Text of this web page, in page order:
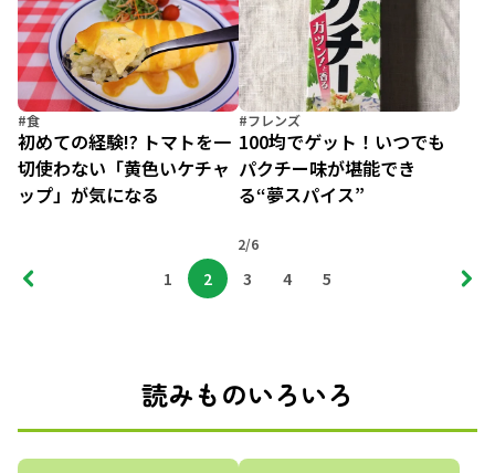
#食
初めての経験!? トマトを一
切使わない「黄色いケチャ
ップ」が気になる
#フレンズ
100均でゲット！いつでも
パクチー味が堪能でき
る“夢スパイス”
2/6
1 2 3 4 5
読みものいろいろ